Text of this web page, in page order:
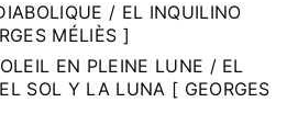
/ EL INQUILINO
MÉLIÈS ]
EN PLEINE LUNE / EL
SOL Y LA LUNA [ GEORGES